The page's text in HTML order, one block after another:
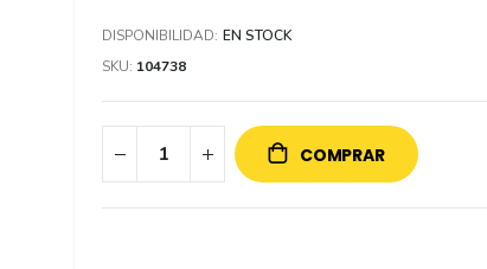
DISPONIBILIDAD: EN STOCK
SKU 104738
COMPRAR